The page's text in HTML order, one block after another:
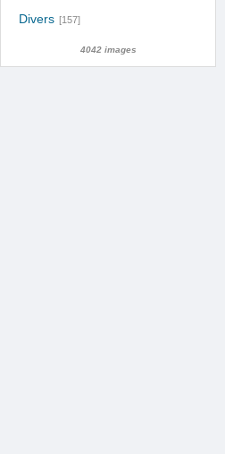
Divers [157]
4042 images